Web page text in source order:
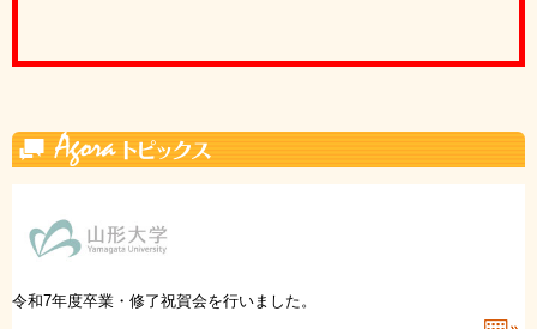
令和7年度卒業・修了祝賀会を行いました。